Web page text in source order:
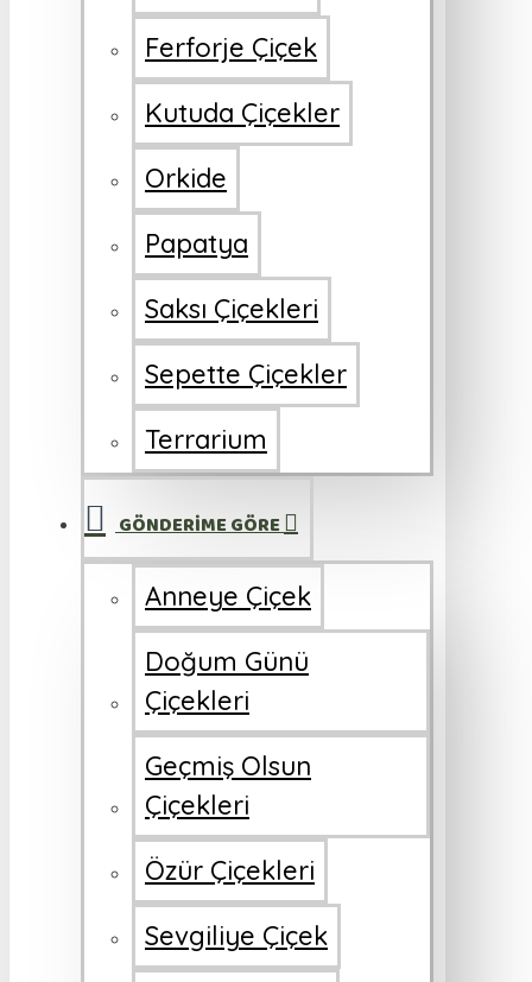
Ferforje Çiçek
Kutuda Çiçekler
Orkide
Papatya
Saksı Çiçekleri
Sepette Çiçekler
Terrarium
GÖNDERİME GÖRE
Anneye Çiçek
Doğum Günü
Çiçekleri
Geçmiş Olsun
Çiçekleri
Özür Çiçekleri
Sevgiliye Çiçek